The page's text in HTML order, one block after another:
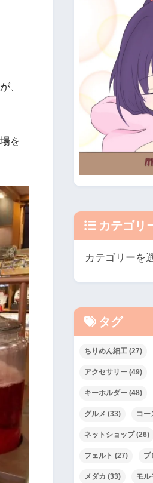
、
を
カテゴリ
タグ
ちりめん細工 (27)
アクセサリー (49)
キーホルダー (48)
グルメ (33) コー
ネットショップ(26)
フェルト (27) ブ
メダカ (33) モル